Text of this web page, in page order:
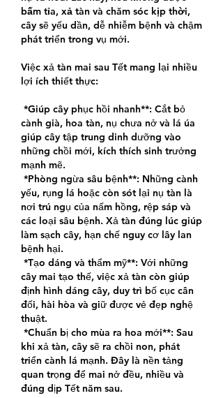
bấm tỉa, xả tàn và chăm sóc kịp thời,
cây sẽ yếu dần, dễ nhiễm bệnh và chậm
phát triển trong vụ mới.
Việc xả tàn mai sau Tết mang lại nhiều
lợi ích thiết thực:
*Giúp cây phục hồi nhanh**: Cắt bỏ
cành già, hoa tàn, nụ chưa nở và lá úa
giúp cây tập trung dinh dưỡng vào
những chồi mới, kích thích sinh trưởng
mạnh mẽ.
*Phòng ngừa sâu bệnh**: Những cành
yếu, rụng lá hoặc còn sót lại nụ tàn là
nơi trú ngụ của nấm hồng, rệp sáp và
các loại sâu bệnh. Xả tàn đúng lúc giúp
làm sạch cây, hạn chế nguy cơ lây lan
bệnh hại.
*Tạo dáng và thẩm mỹ**: Với những
cây mai tạo thế, việc xả tàn còn giúp
định hình dáng cây, duy trì bố cục cân
đối, hài hòa và giữ được vẻ đẹp nghệ
thuật.
*Chuẩn bị cho mùa ra hoa mới**: Sau
khi xả tàn, cây sẽ ra chồi non, phát
triển cành lá mạnh. Đây là nền tảng
quan trọng để mai nở đều, nhiều và
đúng dịp Tết năm sau.